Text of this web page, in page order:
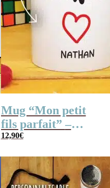
Mug “Mon petit
fils parfait” –
Cadeau mamie,
12,90€